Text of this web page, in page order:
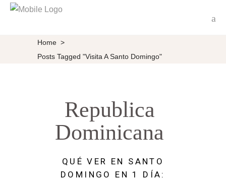
Home >
Posts Tagged "Visita A Santo Domingo"
Republica
Dominicana
QUÉ VER EN SANTO
DOMINGO EN 1 DÍA: